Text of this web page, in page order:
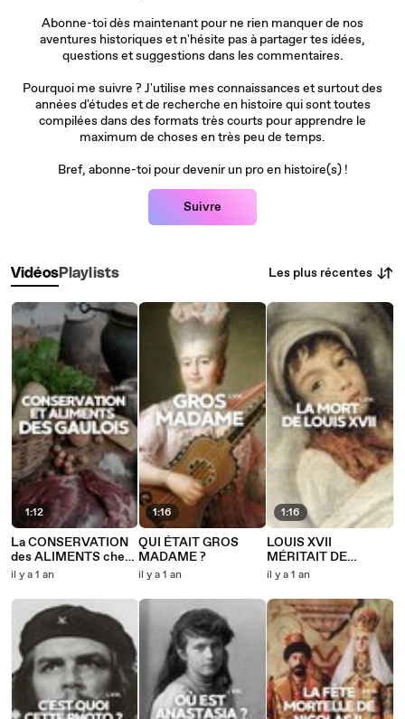
Abonne-toi dès maintenant pour ne rien manquer de nos
aventures historiques et n'hésite pas à partager tes idées,
questions et suggestions dans les commentaires.
Pourquoi me suivre ? J'utilise mes connaissances et surtout des
années d'études et de recherche en histoire qui sont toutes
compilées dans des formats très courts pour apprendre le
maximum de choses en très peu de temps.
Bref, abonne-toi pour devenir un pro en histoire(s) !
Suivre
VidéosPlaylists Les plus récentes
1:12
La CONSERVATION
des ALIMENTS chez
les GAULOIS
il y a 1 an
1:16
QUI ÉTAIT GROS
MADAME ?
il y a 1 an
1:16
LOUIS XVII
MÉRITAIT DE
MOURIR ?
il y a 1 an